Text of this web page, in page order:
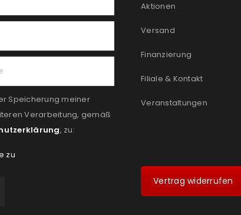
Speicherung meiner
Verarbeitung, gemäß
, zu:
zu
Aktionen
Versand
Finanzierung
Filiale & Kontakt
Veranstaltungen
Vertrag widerrufen